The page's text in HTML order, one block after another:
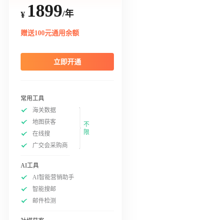
¥ 1899/年
赠送100元通用余额
立即开通
常用工具
海关数据
地图获客
在线搜
广交会采购商
不
限
AI工具
AI智能营销助手
智能搜邮
邮件检测